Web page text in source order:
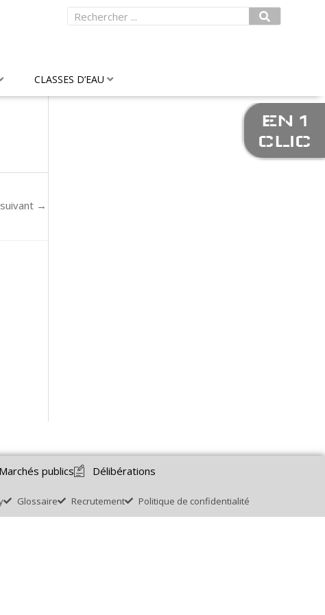
Rechercher
CLASSES D’EAU
→
Marchés publics Délibérations
Glossaire Recrutement Politique de confidentialité
EN 1
CLIC